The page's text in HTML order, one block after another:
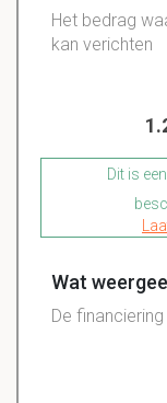
Het bedrag
kan verichten
Dit is
Wat
De